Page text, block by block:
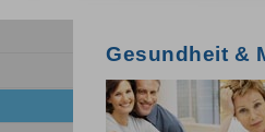
Gesundheit &